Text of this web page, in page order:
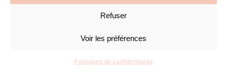
Refuser
Voir les préférences
Politiques de Confidentialité
©Amelie Cousineau Photographe